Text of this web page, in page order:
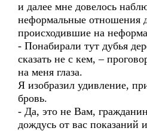
и далее мне довелось
неформальные отношения
происходившие на
- Понабирали тут дубья
сказать не с кем, –
на меня глаза.
Я изобразил удивление,
бровь.
- Да, это не Вам,
дождусь от вас показаний